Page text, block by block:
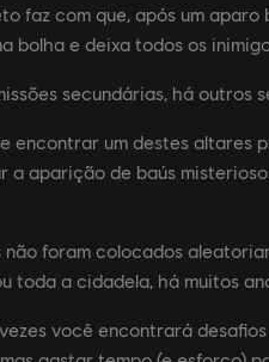
faz com que, após um
bolha e deixa todos os
secundárias, há outros
encontrar um destes altares
a aparição de baús
não foram colocados
toda a cidadela, há muitos
vezes você encontrará